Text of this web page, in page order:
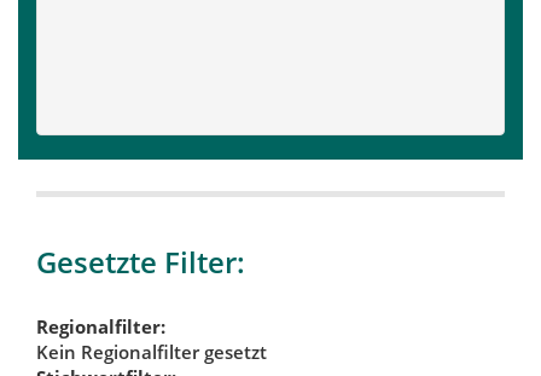
Gesetzte Filter:
Regionalfilter:
Kein Regionalfilter gesetzt